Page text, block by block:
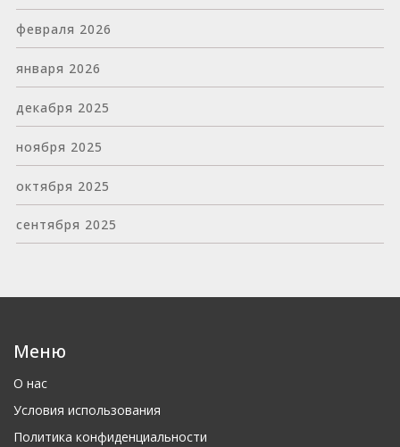
февраля 2026
января 2026
декабря 2025
ноября 2025
октября 2025
сентября 2025
Меню
О нас
Условия использования
Политика конфиденциальности